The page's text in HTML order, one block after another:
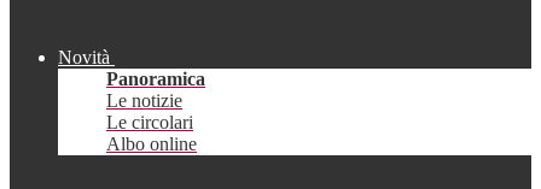
Novità
Panoramica
Le notizie
Le circolari
Albo online